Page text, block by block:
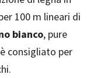
100 m lineari di
bianco, pure
consigliato per